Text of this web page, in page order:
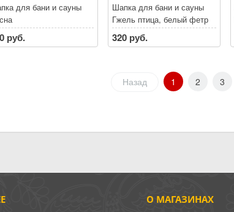
для бани и сауны
руб.
Шапка для бани и сауны
Гжель птица, белый фетр
320 руб.
Назад 1 2 3
О МАГАЗИНАХ